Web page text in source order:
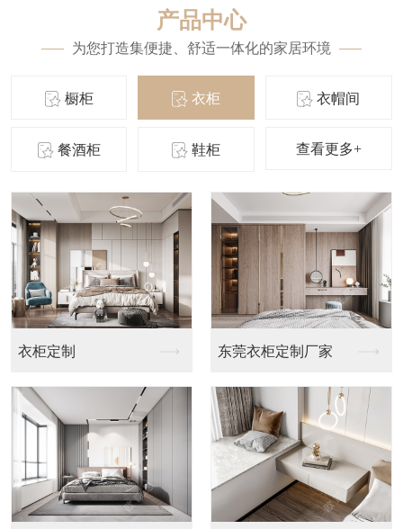
产品中心
为您打造集便捷、舒适一体化的家居环境
橱柜 衣柜 衣帽间
餐酒柜 鞋柜 查看更多+
衣柜定制 东莞衣柜定制厂家